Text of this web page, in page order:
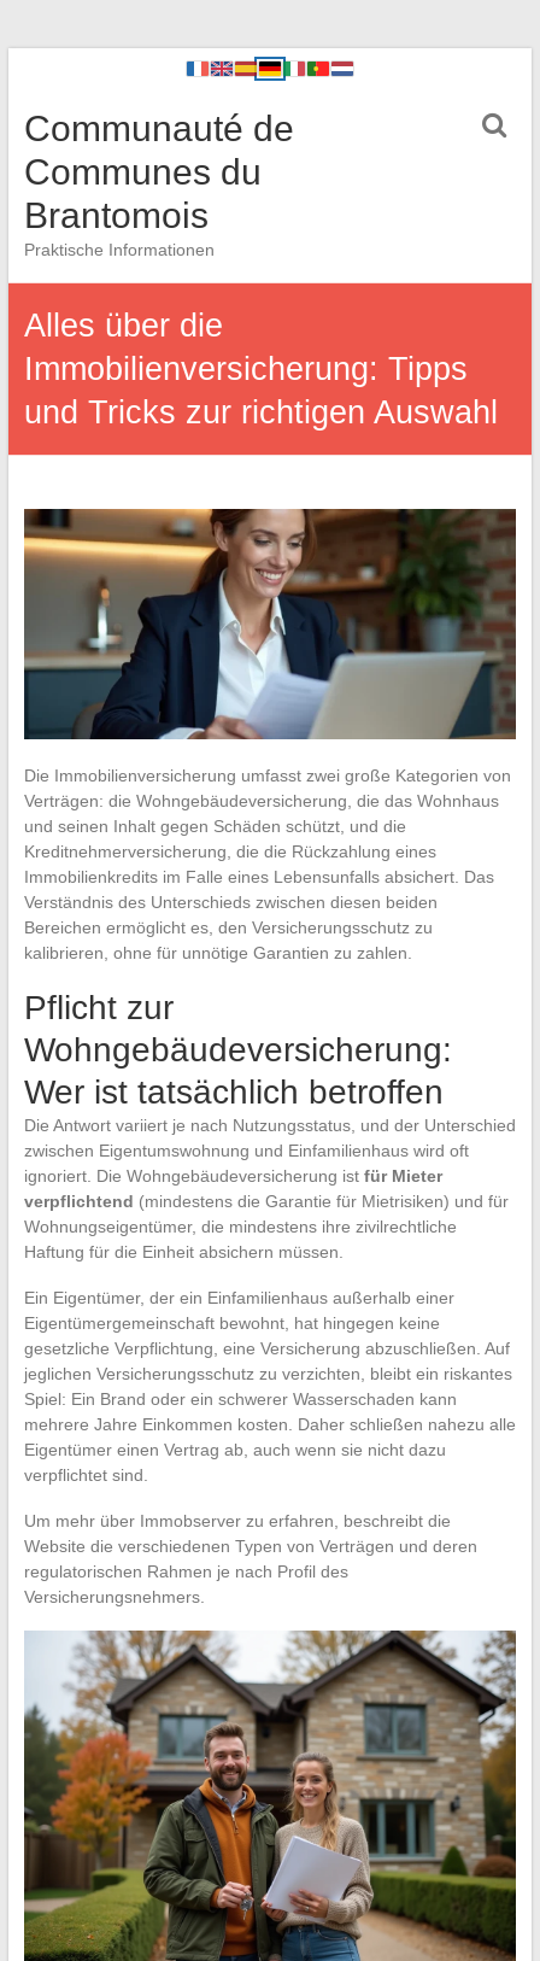
Communauté de
Communes du
Brantomois
Praktische Informationen
Alles über die
Immobilienversicherung: Tipps
und Tricks zur richtigen Auswahl
Die Immobilienversicherung umfasst zwei große Kategorien von
Verträgen: die Wohngebäudeversicherung, die das Wohnhaus
und seinen Inhalt gegen Schäden schützt, und die
Kreditnehmerversicherung, die die Rückzahlung eines
Immobilienkredits im Falle eines Lebensunfalls absichert. Das
Verständnis des Unterschieds zwischen diesen beiden
Bereichen ermöglicht es, den Versicherungsschutz zu
kalibrieren, ohne für unnötige Garantien zu zahlen.
Pflicht zur
Wohngebäudeversicherung:
Wer ist tatsächlich betroffen
Die Antwort variiert je nach Nutzungsstatus, und der Unterschied
zwischen Eigentumswohnung und Einfamilienhaus wird oft
ignoriert. Die Wohngebäudeversicherung ist für Mieter
verpflichtend (mindestens die Garantie für Mietrisiken) und für
Wohnungseigentümer, die mindestens ihre zivilrechtliche
Haftung für die Einheit absichern müssen.
Ein Eigentümer, der ein Einfamilienhaus außerhalb einer
Eigentümergemeinschaft bewohnt, hat hingegen keine
gesetzliche Verpflichtung, eine Versicherung abzuschließen. Auf
jeglichen Versicherungsschutz zu verzichten, bleibt ein riskantes
Spiel: Ein Brand oder ein schwerer Wasserschaden kann
mehrere Jahre Einkommen kosten. Daher schließen nahezu alle
Eigentümer einen Vertrag ab, auch wenn sie nicht dazu
verpflichtet sind.
Um mehr über Immobserver zu erfahren, beschreibt die
Website die verschiedenen Typen von Verträgen und deren
regulatorischen Rahmen je nach Profil des
Versicherungsnehmers.